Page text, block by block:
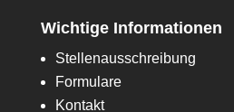
Wichtige Informationen
Stellenausschreibung
Formulare
Kontakt